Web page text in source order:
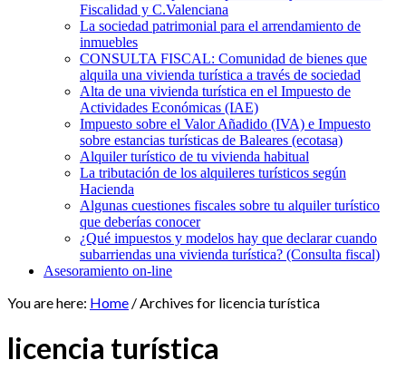
Fiscalidad y C.Valenciana
La sociedad patrimonial para el arrendamiento de
inmuebles
CONSULTA FISCAL: Comunidad de bienes que
alquila una vivienda turística a través de sociedad
Alta de una vivienda turística en el Impuesto de
Actividades Económicas (IAE)
Impuesto sobre el Valor Añadido (IVA) e Impuesto
sobre estancias turísticas de Baleares (ecotasa)
Alquiler turístico de tu vivienda habitual
La tributación de los alquileres turísticos según
Hacienda
Algunas cuestiones fiscales sobre tu alquiler turístico
que deberías conocer
¿Qué impuestos y modelos hay que declarar cuando
subarriendas una vivienda turística? (Consulta fiscal)
Asesoramiento on-line
You are here: Home /Archives for licencia turística
licencia turística